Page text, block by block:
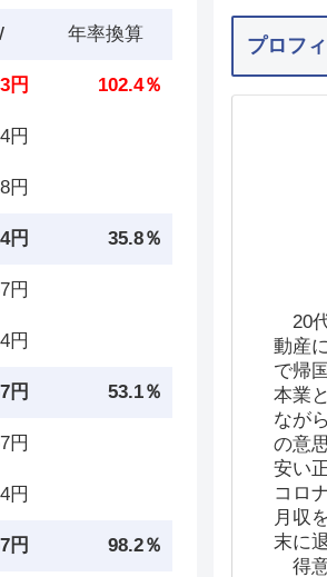
年率換算
円 102.4％
円
円
円 35.8％
円
円
円 53.1％
円
円
円 98.2％
プロフ
20
動産
で帰
本業
なが
の意
安い
コロ
月収
末に
得意